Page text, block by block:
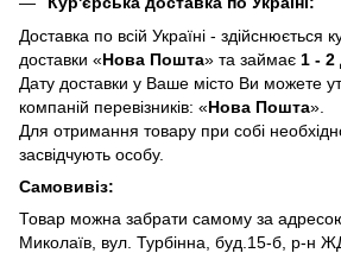
Доставка по всій Україні - здійснюється
доставки «Нова Пошта» та займає 1 - 2
Дату доставки у Ваше місто Ви можете
компаній перевізників: «Нова Пошта».
Для отримання товару при собі
засвідчують особу.
Самовивіз:
Товар можна забрати самому за
Миколаїв, вул. Турбінна, буд.15-б, р-н